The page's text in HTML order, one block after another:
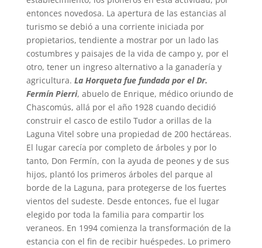
entonces novedosa. La apertura de las estancias al
turismo se debió a una corriente iniciada por
propietarios, tendiente a mostrar por un lado las
costumbres y paisajes de la vida de campo y, por el
otro, tener un ingreso alternativo a la ganadería y
agricultura. La Horqueta fue fundada por el Dr.
Fermín Pierri, abuelo de Enrique, médico oriundo de
Chascomús, allá por el año 1928 cuando decidió
construir el casco de estilo Tudor a orillas de la
Laguna Vitel sobre una propiedad de 200 hectáreas.
El lugar carecía por completo de árboles y por lo
tanto, Don Fermín, con la ayuda de peones y de sus
hijos, plantó los primeros árboles del parque al
borde de la Laguna, para protegerse de los fuertes
vientos del sudeste. Desde entonces, fue el lugar
elegido por toda la familia para compartir los
veraneos. En 1994 comienza la transformación de la
estancia con el fin de recibir huéspedes. Lo primero